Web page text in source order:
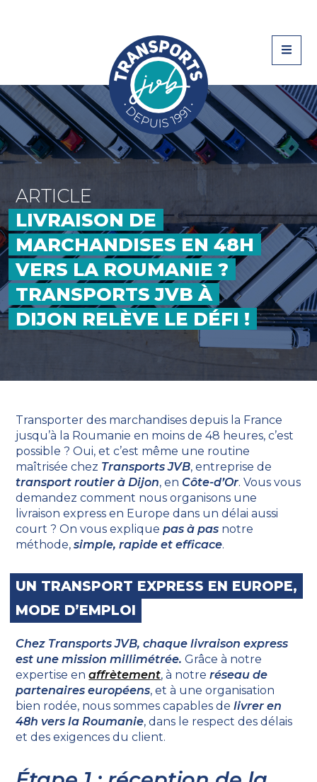
ARTICLE
LIVRAISON DE
MARCHANDISES EN 48H
VERS LA ROUMANIE ?
TRANSPORTS JVB À
DIJON RELÈVE LE DÉFI !
Transporter des marchandises depuis la France
jusqu’à la Roumanie en moins de 48 heures, c’est
possible ? Oui, et c’est même une routine
maîtrisée chez Transports JVB, entreprise de
transport routier à Dijon, en Côte-d’Or. Vous vous
demandez comment nous organisons une
livraison express en Europe dans un délai aussi
court ? On vous expliquepas à pas notre
méthode,simple, rapide et efficace.
UN TRANSPORT EXPRESS EN EUROPE,
MODE D’EMPLOI
Chez Transports JVB, chaque livraison express
est une mission millimétrée. Grâce à notre
expertise enaffrètement, à notreréseau de
partenaires européens, et à une organisation
bien rodée, nous sommes capables delivrer en
48h vers la Roumanie, dans le respect des délais
et des exigences du client.